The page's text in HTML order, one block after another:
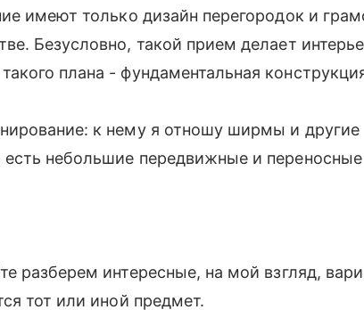
имеют только дизайн перегородок и
Безусловно, такой прием делает
плана - фундаментальная
к нему я отношу ширмы и другие
небольшие передвижные и переносные
разберем интересные, на мой взгляд,
тот или иной предмет.